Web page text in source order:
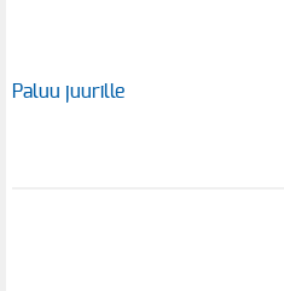
Paluu juurille